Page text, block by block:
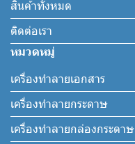
สินค้าทั้งหมด
ติดต่อเรา
หมวดหมู่
เครื่องทำลายเอกสาร
เครื่องทำลายกระดาษ
เครื่องทำลายกล่องกระดาษ